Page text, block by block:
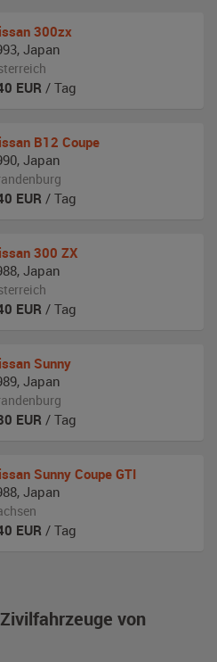
von
300zx
, Japan
EUR / Tag
B12 Coupe
, Japan
EUR / Tag
300 ZX
, Japan
EUR / Tag
Sunny
, Japan
EUR / Tag
Sunny Coupe GTI
, Japan
EUR / Tag